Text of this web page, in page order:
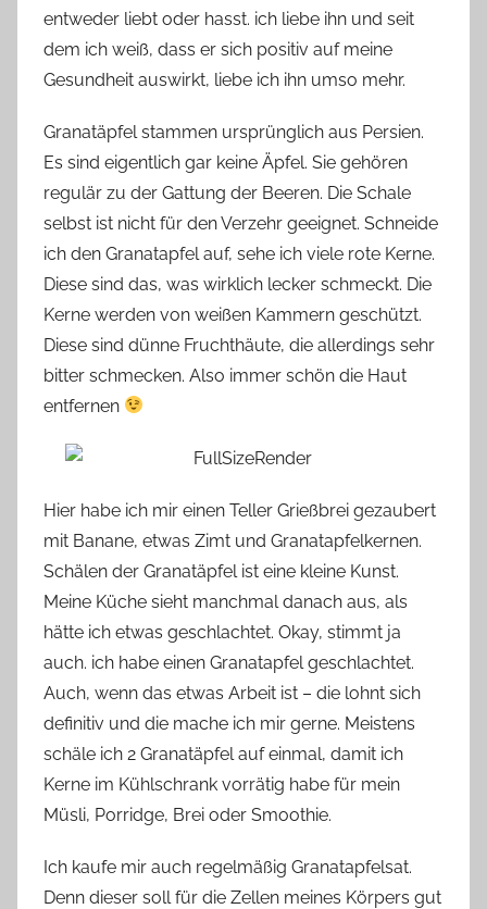
entweder liebt oder hasst. ich liebe ihn und seit
dem ich weiß, dass er sich positiv auf meine
Gesundheit auswirkt, liebe ich ihn umso mehr.
Granatäpfel stammen ursprünglich aus Persien.
Es sind eigentlich gar keine Äpfel. Sie gehören
regulär zu der Gattung der Beeren. Die Schale
selbst ist nicht für den Verzehr geeignet. Schneide
ich den Granatapfel auf, sehe ich viele rote Kerne.
Diese sind das, was wirklich lecker schmeckt. Die
Kerne werden von weißen Kammern geschützt.
Diese sind dünne Fruchthäute, die allerdings sehr
bitter schmecken. Also immer schön die Haut
entfernen
Hier habe ich mir einen Teller Grießbrei gezaubert
mit Banane, etwas Zimt und Granatapfelkernen.
Schälen der Granatäpfel ist eine kleine Kunst.
Meine Küche sieht manchmal danach aus, als
hätte ich etwas geschlachtet. Okay, stimmt ja
auch. ich habe einen Granatapfel geschlachtet.
Auch, wenn das etwas Arbeit ist – die lohnt sich
definitiv und die mache ich mir gerne. Meistens
schäle ich 2 Granatäpfel auf einmal, damit ich
Kerne im Kühlschrank vorrätig habe für mein
Müsli, Porridge, Brei oder Smoothie.
Ich kaufe mir auch regelmäßig Granatapfelsat.
Denn dieser soll für die Zellen meines Körpers gut